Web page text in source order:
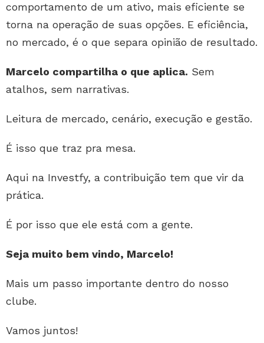
comportamento de um ativo, mais eficiente se
torna na operação de suas opções. E eficiência,
no mercado, é o que separa opinião de resultado.
Marcelo compartilha o que aplica. Sem
atalhos, sem narrativas.
Leitura de mercado, cenário, execução e gestão.
É isso que traz pra mesa.
Aqui na Investfy, a contribuição tem que vir da
prática.
É por isso que ele está com a gente.
Seja muito bem vindo, Marcelo!
Mais um passo importante dentro do nosso
clube.
Vamos juntos!